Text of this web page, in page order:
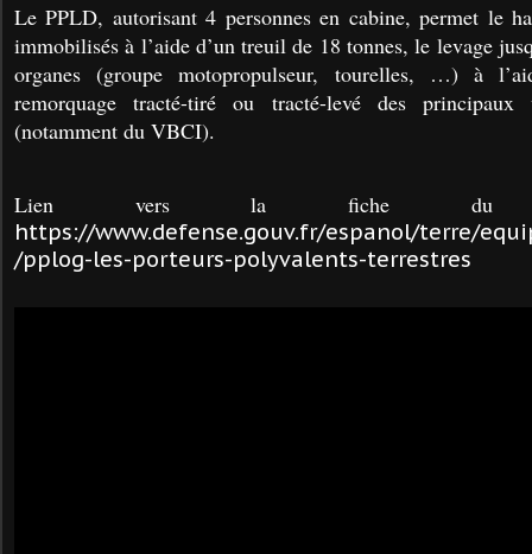
Le PPLD, autorisant 4 personnes en cabine, permet le
immobilisés à l’aide d’un treuil de 18 tonnes, le levage
organes (groupe motopropulseur, tourelles, …) à
remorquage tracté-tiré ou tracté-levé des principaux
(notamment du VBCI).
Lien vers la fiche du
https://www.defense.gouv.fr/espanol/terre/
/pplog-les-porteurs-polyvalents-terrestres